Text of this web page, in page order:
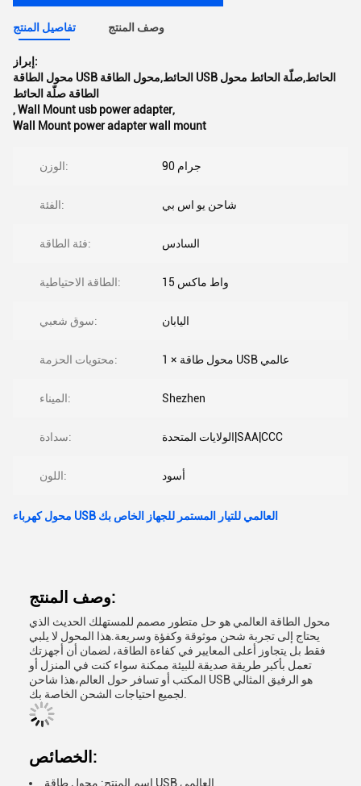
تفاصيل المنتج وصف المنتج
إبراز:
محول الطاقة USB الحائط,محول الطاقة USB الحائط,صلّة الحائط محول
الطاقة صلّة الحائط
,Wall Mount usb power adapter,
Wall Mount power adapter wall mount
الوزن: 90 جرام
الفئة: شاحن يو اس بي
فئة الطاقة: السادس
الطاقة الاحتياطية: 15 واط ماكس
سوق شعبي: اليابان
محتويات الحزمة: 1 × محول طاقة USB عالمي
الميناء: Shezhen
سدادة: الولايات المتحدة|SAA|CCC
اللون: أسود
محول كهرباء USB العالمي للتيار المستمر للجهاز الخاص بك
وصف المنتج:
محول الطاقة العالمي هو حل متطور مصمم للمستهلك الحديث الذي
يحتاج إلى تجربة شحن موثوقة وكفؤة وسريعة.هذا المحول لا يلبي
فقط بل يتجاوز أعلى المعايير في كفاءة الطاقة، لضمان أن أجهزتك
تعمل بأكبر طريقة صديقة للبيئة ممكنة سواء كنت في المنزل أو
المكتب أو تسافر حول العالم،هذا شاحن USB هو الرفيق المثالي
الخصائص:
اسم المنتج: محول طاقة USB العالمي